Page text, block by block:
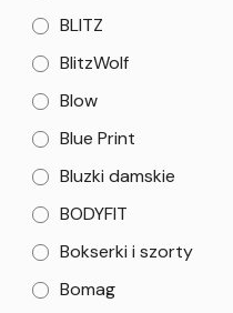
BLITZ
BlitzWolf
Blow
Blue Print
Bluzki damskie
BODYFIT
Bokserki i szorty
Bomag